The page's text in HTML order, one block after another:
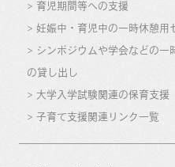
育児期間等への支援
妊娠中・育児中の一時休憩用
シンポジウムや学会などの一
の貸し出し
大学入学試験関連の保育支援
子育て支援関連リンク一覧